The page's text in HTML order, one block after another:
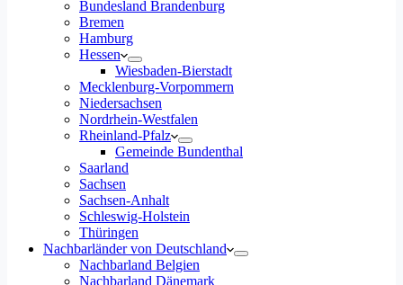
Bundesland Brandenburg
Bremen
Hamburg
Hessen
Wiesbaden-Bierstadt
Mecklenburg-Vorpommern
Niedersachsen
Nordrhein-Westfalen
Rheinland-Pfalz
Gemeinde Bundenthal
Saarland
Sachsen
Sachsen-Anhalt
Schleswig-Holstein
Thüringen
Nachbarländer von Deutschland
Nachbarland Belgien
Nachbarland Dänemark